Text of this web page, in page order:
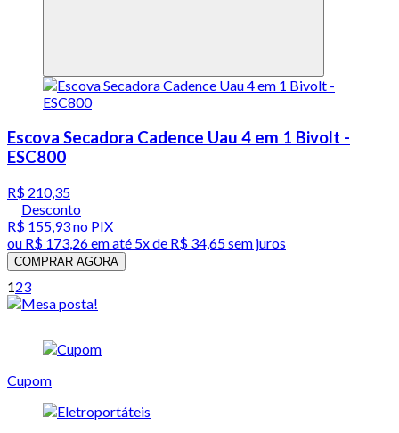
Escova Secadora Cadence Uau 4 em 1 Bivolt -
ESC800
R$ 210,35
Desconto
R$ 155,93no PIX
ou R$ 173,26em até 5x de R$ 34,65 sem juros
COMPRAR AGORA
123
Cupom